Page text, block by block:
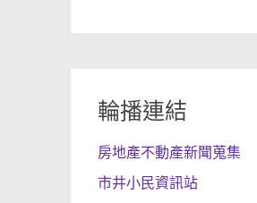
輪播連結
房地產不動產新聞蒐集
市井小民資訊站